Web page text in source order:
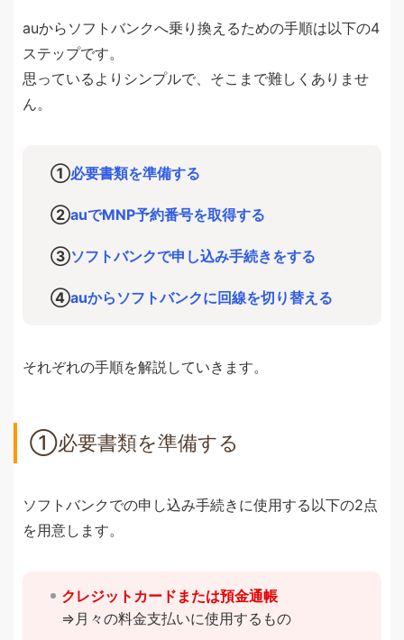
auからソフトバンクへ乗り換えるための手順は以下の4
ステップです。
思っているよりシンプルで、そこまで難しくありませ
ん。
①必要書類を準備する
②auでMNP予約番号を取得する
③ソフトバンクで申し込み手続きをする
④auからソフトバンクに回線を切り替える
それぞれの手順を解説していきます。
①必要書類を準備する
ソフトバンクでの申し込み手続きに使用する以下の2点
を用意します。
クレジットカードまたは預金通帳
⇒月々の料金支払いに使用するもの